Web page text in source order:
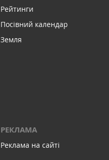
Рейтинги
Посівний календар
Земля
РЕКЛАМА
Реклама на сайті